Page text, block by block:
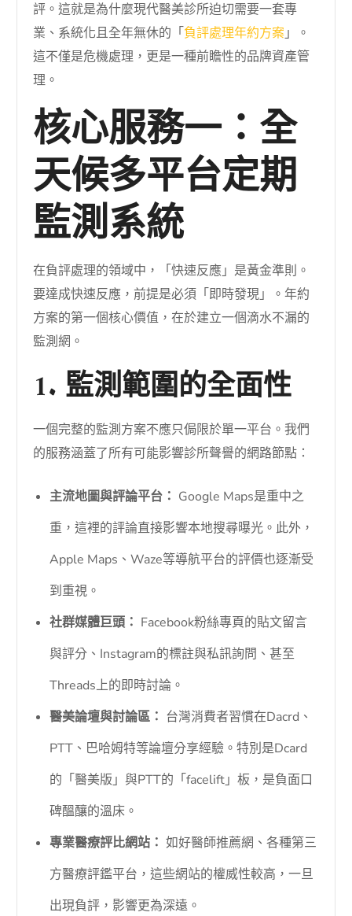
評。這就是為什麼現代醫美診所迫切需要一套專
業、系統化且全年無休的「 負評處理年約方案」。
這不僅是危機處理，更是一種前瞻性的品牌資產管
理。
核心服務一：全
天候多平台定期
監測系統
在負評處理的領域中，「快速反應」是黃金準則。
要達成快速反應，前提是必須「即時發現」。年約
方案的第一個核心價值，在於建立一個滴水不漏的
監測網。
1. 監測範圍的全面性
一個完整的監測方案不應只侷限於單一平台。我們
的服務涵蓋了所有可能影響診所聲譽的網路節點：
主流地圖與評論平台： Google Maps是重中之
重，這裡的評論直接影響本地搜尋曝光。此外，
Apple Maps、Waze等導航平台的評價也逐漸受
到重視。
社群媒體巨頭： Facebook粉絲專頁的貼文留言
與評分、Instagram的標註與私訊詢問、甚至
Threads上的即時討論。
醫美論壇與討論區： 台灣消費者習慣在Dacrd、
PTT、巴哈姆特等論壇分享經驗。特別是Dcard
的「醫美版」與PTT的「facelift」板，是負面口
碑醞釀的溫床。
專業醫療評比網站： 如好醫師推薦網、各種第三
方醫療評鑑平台，這些網站的權威性較高，一旦
出現負評，影響更為深遠。